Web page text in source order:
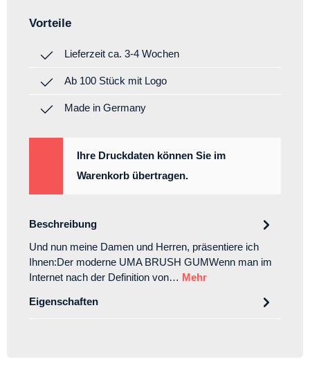
Vorteile
Lieferzeit ca. 3-4 Wochen
Ab 100 Stück mit Logo
Made in Germany
Ihre Druckdaten können Sie im
Warenkorb übertragen.
Beschreibung
Und nun meine Damen und Herren, präsentiere ich
Ihnen:Der moderne UMA BRUSH GUMWenn man im
Internet nach der Definition von… Mehr
Eigenschaften